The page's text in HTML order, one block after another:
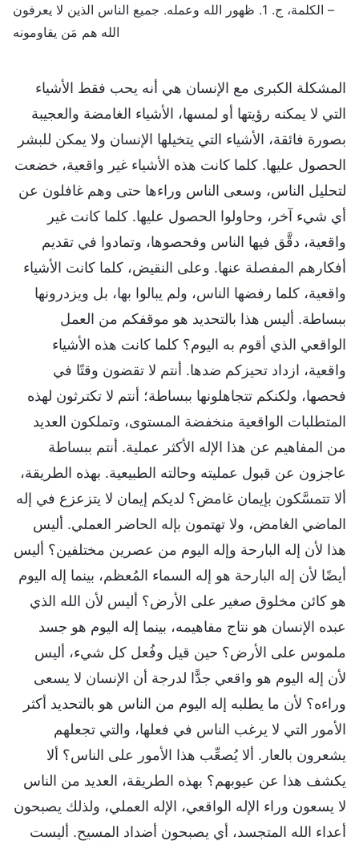
– الكلمة، ج. 1. ظهور الله وعمله. جميع الناس الذين لا يعرفون
الله هم مَن يقاومونه
المشكلة الكبرى مع الإنسان هي أنه يحب فقط الأشياء
التي لا يمكنه رؤيتها أو لمسها، الأشياء الغامضة والعجيبة
بصورة فائقة، الأشياء التي يتخيلها الإنسان ولا يمكن للبشر
الحصول عليها. كلما كانت هذه الأشياء غير واقعية، خضعت
لتحليل الناس، وسعى الناس وراءها حتى وهم غافلون عن
أي شيء آخر، وحاولوا الحصول عليها. كلما كانت غير
واقعية، دقَّق فيها الناس وفحصوها، وتمادوا في تقديم
أفكارهم المفصلة عنها. وعلى النقيض، كلما كانت الأشياء
واقعية، كلما رفضها الناس، ولم يبالوا بها، بل ويزدرونها
ببساطة. أليس هذا بالتحديد هو موقفكم من العمل
الواقعي الذي أقوم به اليوم؟ كلما كانت هذه الأشياء
واقعية، ازداد تحيزكم ضدها. أنتم لا تقضون وقتًا في
فحصها، ولكنكم تتجاهلونها ببساطة؛ أنتم لا تكترثون لهذه
المتطلبات الواقعية منخفضة المستوى، وتملكون العديد
من المفاهيم عن هذا الإله الأكثر عملية. أنتم ببساطة
عاجزون عن قبول عمليته وحالته الطبيعية. بهذه الطريقة،
ألا تتمسَّكون بإيمان غامض؟ لديكم إيمان لا يتزعزع في إله
الماضي الغامض، ولا تهتمون بإله الحاضر العملي. أليس
هذا لأن إله البارحة وإله اليوم من عصرين مختلفين؟ أليس
أيضًا لأن إله البارحة هو إله السماء المُعظم، بينما إله اليوم
هو كائن مخلوق صغير على الأرض؟ أليس لأن الله الذي
عبده الإنسان هو نتاج مفاهيمه، بينما إله اليوم هو جسد
ملموس على الأرض؟ حين قيل وفُعل كل شيء، أليس
لأن إله اليوم هو واقعي جدًّا لدرجة أن الإنسان لا يسعى
وراءه؟ لأن ما يطلبه إله اليوم من الناس هو بالتحديد أكثر
الأمور التي لا يرغب الناس في فعلها، والتي تجعلهم
يشعرون بالعار. ألا يُصعِّب هذا الأمور على الناس؟ ألا
يكشف هذا عن عيوبهم؟ بهذه الطريقة، العديد من الناس
لا يسعون وراء الإله الواقعي، الإله العملي، ولذلك يصبحون
أعداء الله المتجسد، أي يصبحون أضداد المسيح. أليست